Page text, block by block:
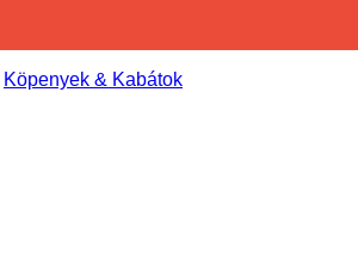
Köpenyek & Kabátok